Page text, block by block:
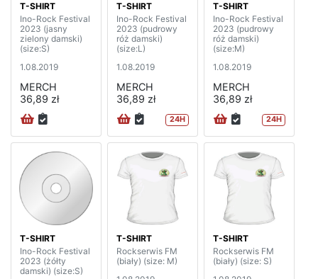
T-SHIRT
Ino-Rock Festival
2023 (jasny
zielony damski)
(size:S)
1.08.2019
MERCH
36,89 zł
T-SHIRT
Ino-Rock Festival
2023 (pudrowy
róż damski)
(size:L)
1.08.2019
MERCH
36,89 zł
24H
T-SHIRT
Ino-Rock Festival
2023 (pudrowy
róż damski)
(size:M)
1.08.2019
MERCH
36,89 zł
24H
T-SHIRT
Ino-Rock Festival
2023 (żółty
damski) (size:S)
T-SHIRT
Rockserwis FM
(biały) (size: M)
T-SHIRT
Rockserwis FM
(biały) (size: S)